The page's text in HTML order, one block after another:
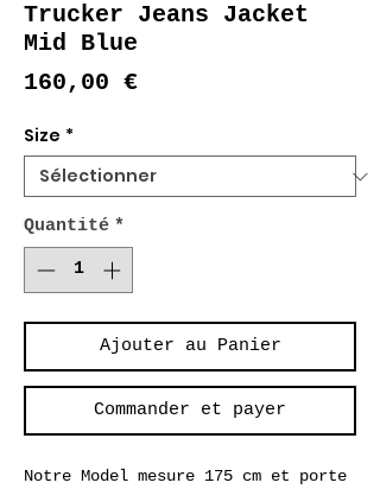
Trucker Jeans Jacket
Mid Blue
160,00 €Prix
Size *
Quantité *
Ajouter au Panier
Commander et payer
Notre Model mesure 175 cm et porte